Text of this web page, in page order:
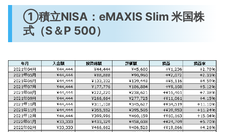
①積立NISA：eMAXIS Slim 米国株
式（S＆P 500）